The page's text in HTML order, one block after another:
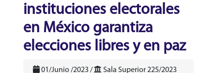
instituciones electorales
en México garantiza
elecciones libres y en paz
01/Junio /2023 / Sala Superior 225/2023